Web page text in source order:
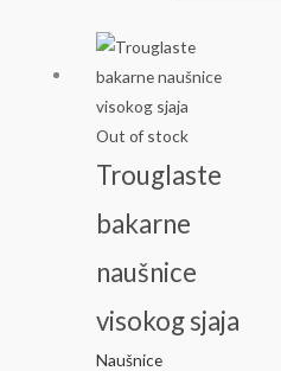
Out of stock
Trouglaste
bakarne
naušnice
visokog sjaja
Naušnice